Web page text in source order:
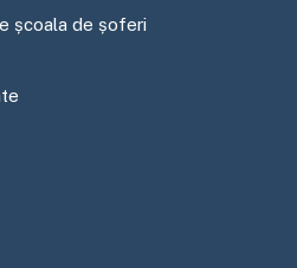
școala de șoferi